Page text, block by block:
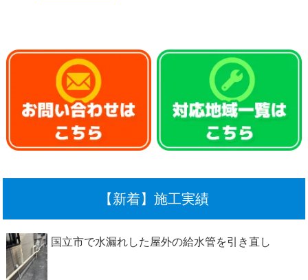
【新着】施工実績
国立市で水漏れした屋外の給水管を引き直し